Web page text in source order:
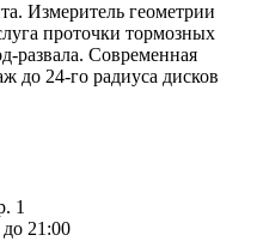
Измеритель геометрии
проточки тормозных
развала. Современная
до 24-го радиуса дисков
1
21:00